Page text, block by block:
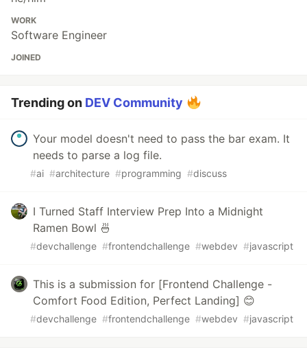
WORK
Software Engineer
JOINED
Trending on DEV Community
Your model doesn't need to pass the bar exam. It
needs to parse a log file.
#ai #architecture #programming #discuss
I Turned Staff Interview Prep Into a Midnight
Ramen Bowl 🍜
#devchallenge #frontendchallenge #webdev #javascript
This is a submission for [Frontend Challenge -
Comfort Food Edition, Perfect Landing] 😊
#devchallenge #frontendchallenge #webdev #javascript